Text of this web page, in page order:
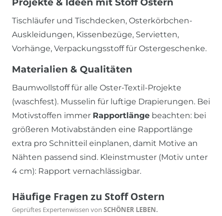
Projekte & Ideen mit Stoff Ostern
Tischläufer und Tischdecken, Osterkörbchen-
Auskleidungen, Kissenbezüge, Servietten,
Vorhänge, Verpackungsstoff für Ostergeschenke.
Materialien & Qualitäten
Baumwollstoff für alle Oster-Textil-Projekte
(waschfest). Musselin für luftige Drapierungen. Bei
Motivstoffen immer Rapportlänge beachten: bei
größeren Motivabständen eine Rapportlänge
extra pro Schnitteil einplanen, damit Motive an
Nähten passend sind. Kleinstmuster (Motiv unter
4 cm): Rapport vernachlässigbar.
Häufige Fragen zu Stoff Ostern
Geprüftes Expertenwissen von SCHÖNER LEBEN.